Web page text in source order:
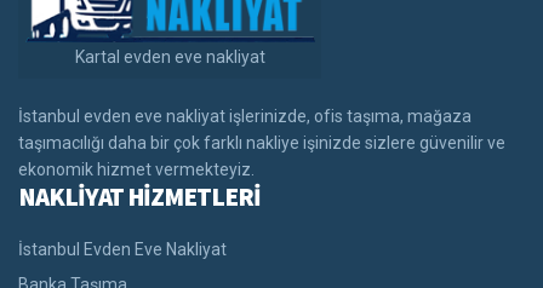
Kartal evden eve nakliyat
İstanbul evden eve nakliyat işlerinizde, ofis taşıma, mağaza
taşımacılığı daha bir çok farklı nakliye işinizde sizlere güvenilir ve
ekonomik hizmet vermekteyiz.
NAKLİYAT HİZMETLERİ
İstanbul Evden Eve Nakliyat